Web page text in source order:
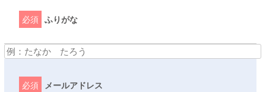
必須 ふりがな
必須 メールアドレス